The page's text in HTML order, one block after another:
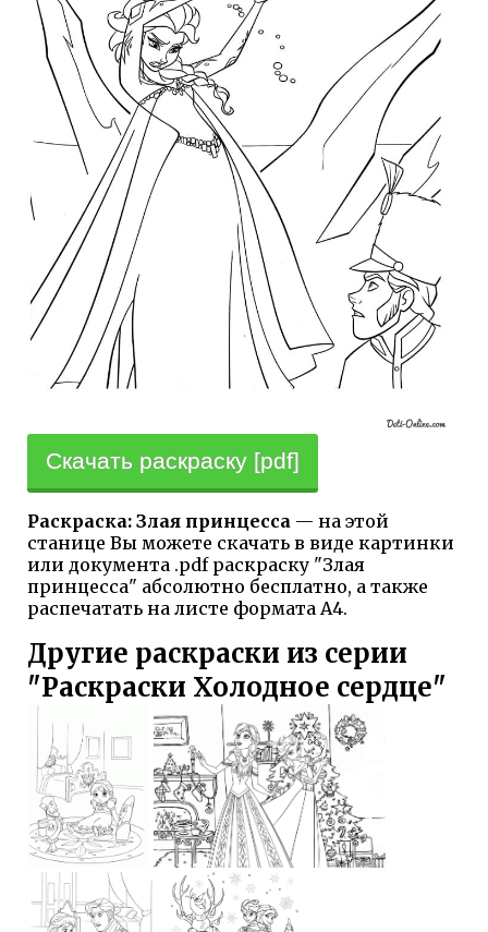
Скачать раскраску [pdf]
Раскраска: Злая принцесса — на этой
станице Вы можете скачать в виде картинки
или документа .pdf раскраску "Злая
принцесса" абсолютно бесплатно, а также
распечатать на листе формата А4.
Другие раскраски из серии
"Раскраски Холодное сердце"